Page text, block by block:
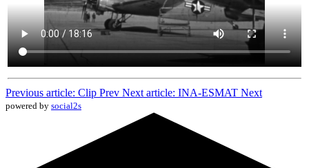
Previous article: Clip Prev Next article: INA-ESMAT Next
powered by social2s